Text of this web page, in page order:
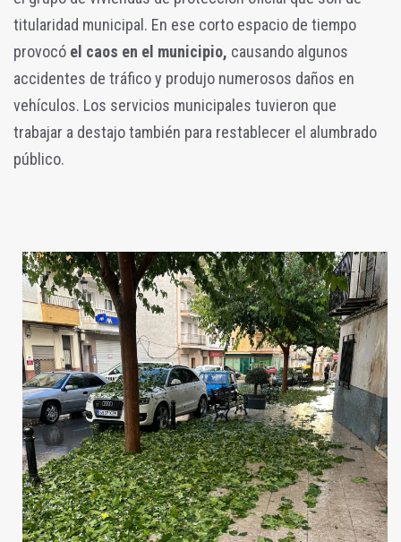
titularidad municipal. En ese corto espacio de tiempo
provocó el caos en el municipio, causando algunos
accidentes de tráfico y produjo numerosos daños en
vehículos. Los servicios municipales tuvieron que
trabajar a destajo también para restablecer el alumbrado
público.